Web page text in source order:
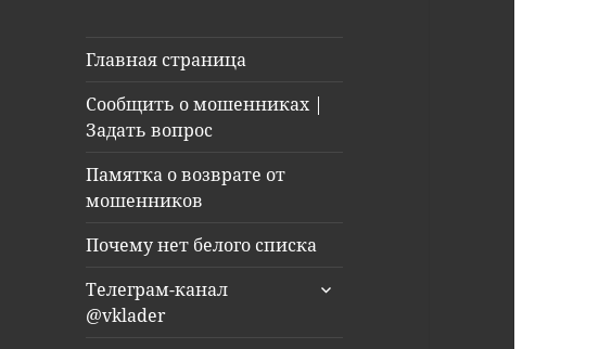
Главная страница
Сообщить о мошенниках |
Задать вопрос
Памятка о возврате от
мошенников
Почему нет белого списка
Телеграм-канал
@vklader
раскрыть